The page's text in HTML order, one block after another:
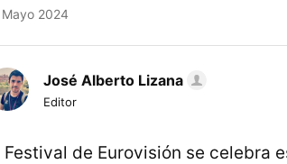
Mayo 2024
José Alberto Lizana
Editor
Festival de Eurovisión se celebra